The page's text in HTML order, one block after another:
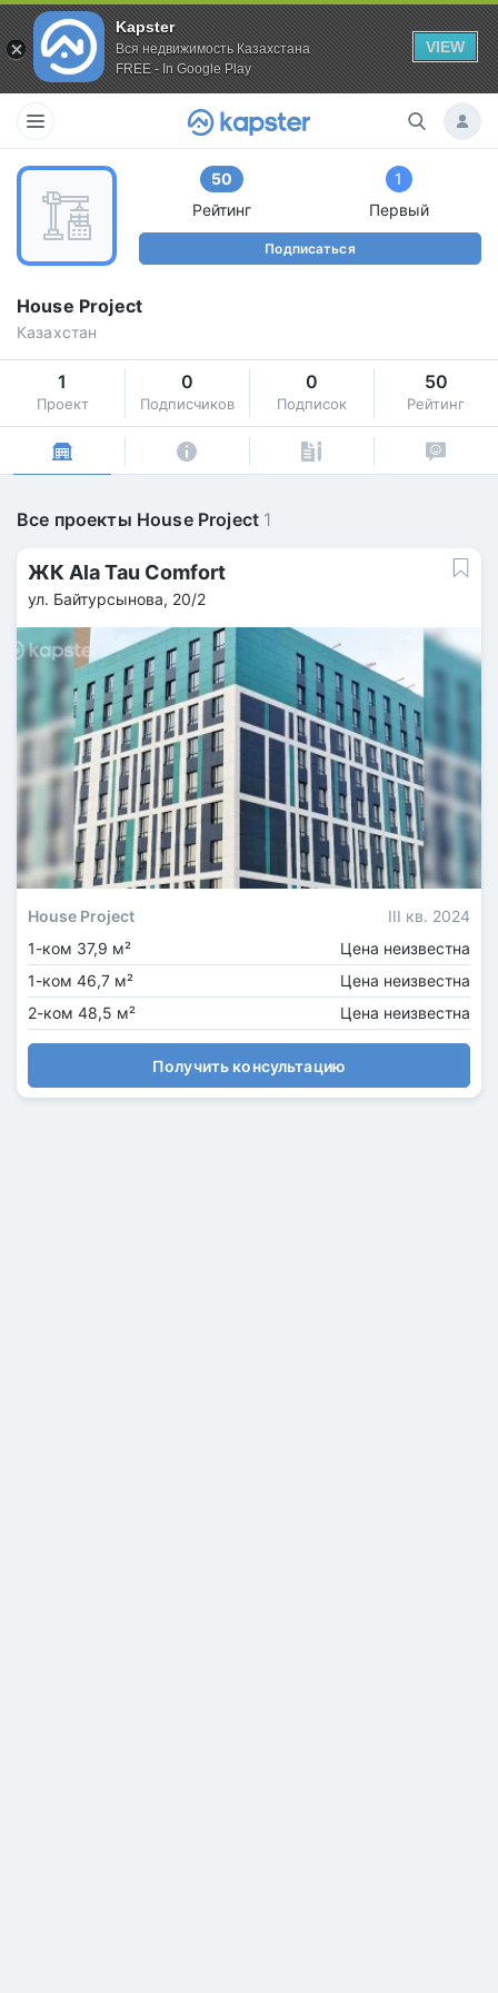
Kapster
Вся недвижимость Казахстана
FREE - In Google Play
VIEW
50
Рейтинг
1
Первый
Подписаться
House Project
Казахстан
1
Проект
0
Подписчиков
0
Подписок
50
Рейтинг
Все проекты House Project 1
ЖК Ala Tau Comfort
ул. ​Байтурсынова, 20/2
House Project
III кв. 2024
1-ком 37,9 м²
Цена неизвестна
1-ком 46,7 м²
Цена неизвестна
2-ком 48,5 м²
Цена неизвестна
Получить консультацию